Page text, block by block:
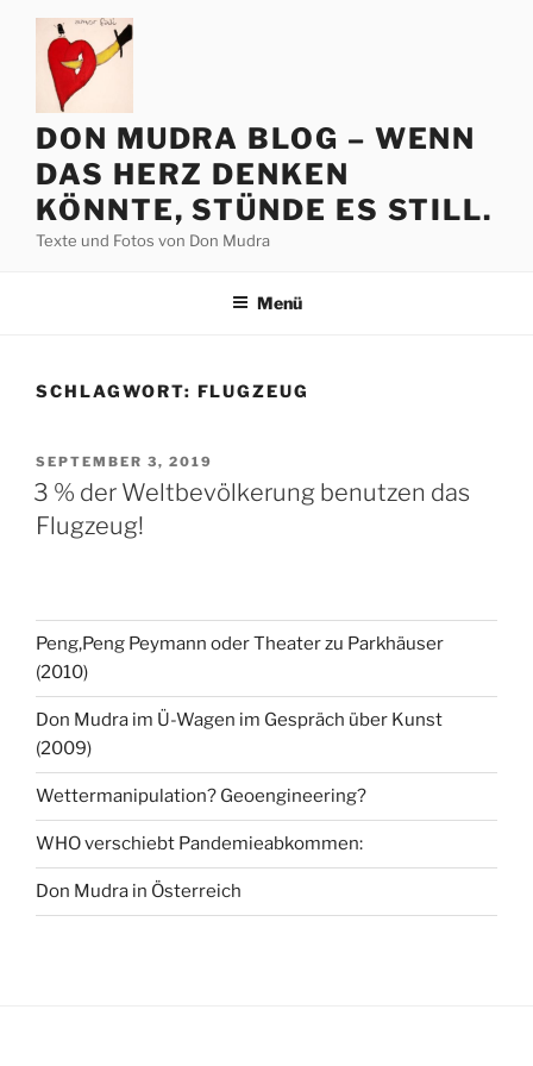
Zum
springen
DON MUDRA BLOG – WENN
DAS HERZ DENKEN
KÖNNTE, STÜNDE ES STILL.
Texte und Fotos von Don Mudra
Menü
SCHLAGWORT: FLUGZEUG
VERÖFFENTLICHT
AM
SEPTEMBER 3, 2019
3 % der Weltbevölkerung benutzen das
Flugzeug!
Peng,Peng Peymann oder Theater zu Parkhäuser
(2010)
Don Mudra im Ü-Wagen im Gespräch über Kunst
(2009)
Wettermanipulation? Geoengineering?
WHO verschiebt Pandemieabkommen:
Don Mudra in Österreich